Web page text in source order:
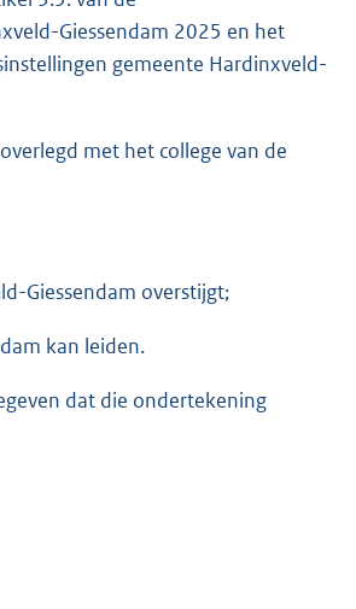
Giessendam 2025 en het
gemeente Hardinxveld-
met het college van de
Giessendam overstijgt;
kan leiden.
dat die ondertekening